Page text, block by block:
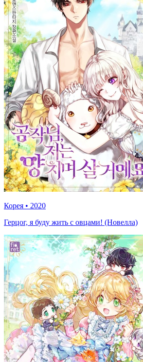
Корея • 2020
Герцог, я буду жить с овцами! (Новелла)